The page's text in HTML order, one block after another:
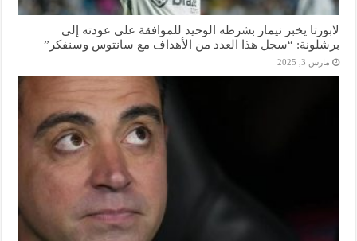
لابورتا يخبر نيمار بشرطه الوحيد للموافقة على عودته إلى
برشلونة: “سجل هذا العدد من الأهداف مع سانتوس وسنفكر”
مارس 3, 2025